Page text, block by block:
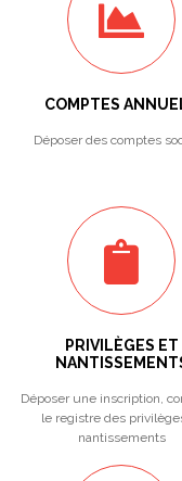
COMPTES
Déposer des comptes
PRIVILÈGES ET
Déposer une inscription,
le registre des
nantissements